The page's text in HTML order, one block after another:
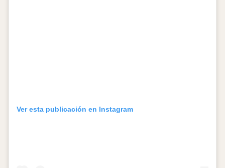
Ver esta publicación en Instagram